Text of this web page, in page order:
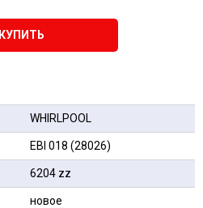
КУПИТЬ
WHIRLPOOL
EBI 018 (28026)
6204 zz
новое